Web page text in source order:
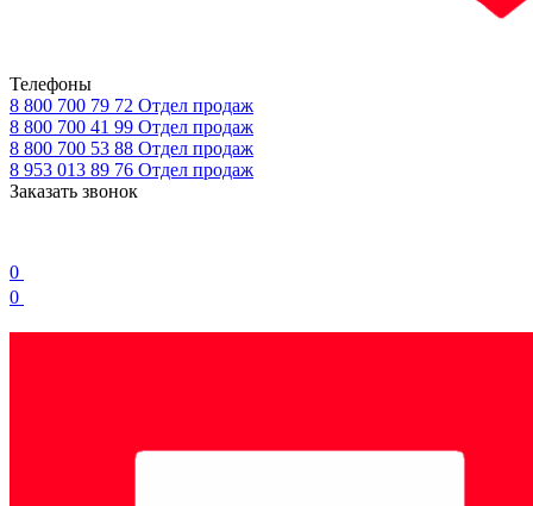
Телефоны
8 800 700 79 72 Отдел продаж
8 800 700 41 99 Отдел продаж
8 800 700 53 88 Отдел продаж
8 953 013 89 76 Отдел продаж
Заказать звонок
0
0